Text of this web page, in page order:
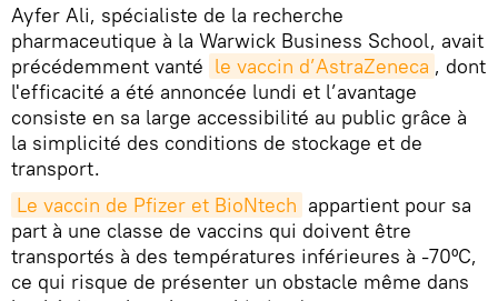
Ayfer Ali, spécialiste de la recherche
pharmaceutique à la Warwick Business School, avait
précédemment vanté le vaccin d’AstraZeneca , dont
l'efficacité a été annoncée lundi et l’avantage
consiste en sa large accessibilité au public grâce à
la simplicité des conditions de stockage et de
transport.
Le vaccin de Pfizer et BioNtech appartient pour sa
part à une classe de vaccins qui doivent être
transportés à des températures inférieures à -70ºC,
ce qui risque de présenter un obstacle même dans